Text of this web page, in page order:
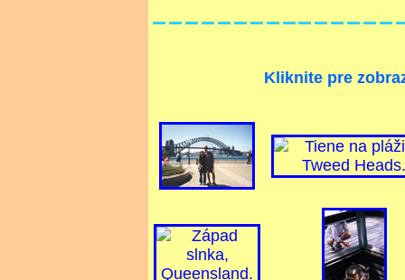
Kliknite pre